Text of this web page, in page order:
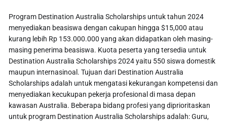
Program Destination Australia Scholarships untuk tahun 2024
menyediakan beasiswa dengan cakupan hingga $15,000 atau
kurang lebih Rp 153.000.000 yang akan didapatkan oleh masing-
masing penerima beasiswa. Kuota peserta yang tersedia untuk
Destination Australia Scholarships 2024 yaitu 550 siswa domestik
maupun internasinoal. Tujuan dari Destination Australia
Scholarships adalah untuk mengatasi kekurangan kompetensi dan
menyediakan kecukupan pekerja profesional di masa depan
kawasan Australia. Beberapa bidang profesi yang diprioritaskan
untuk program Destination Australia Scholarships adalah: Guru,